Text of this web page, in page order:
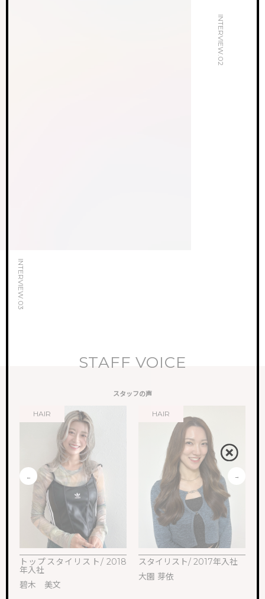
INTERVIEW.02
INTERVIEW.03
STAFF VOICE
スタッフの声
HAIR
トップスタイリスト/ 2018
年入社
碧木 美文
HAIR
スタイリスト/ 2017年入社
大園 芽依